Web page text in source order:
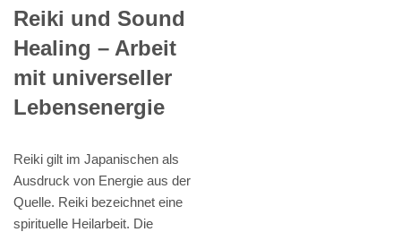
Reiki und Sound
Healing – Arbeit
mit universeller
Lebensenergie
Reiki gilt im Japanischen als
Ausdruck von Energie aus der
Quelle. Reiki bezeichnet eine
spirituelle Heilarbeit. Die